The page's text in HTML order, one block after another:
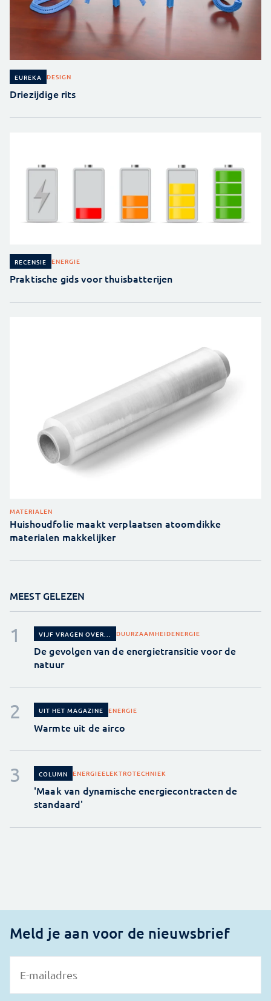
EUREKA DESIGN
Driezijdige rits
RECENSIE ENERGIE
Praktische gids voor thuisbatterijen
MATERIALEN
Huishoudfolie maakt verplaatsen atoomdikke
materialen makkelijker
MEEST GELEZEN
VIJF VRAGEN OVER... DUURZAAMHEIDENERGIE
De gevolgen van de energietransitie voor de
natuur
UIT HET MAGAZINE ENERGIE
Warmte uit de airco
COLUMN ENERGIEELEKTROTECHNIEK
'Maak van dynamische energiecontracten de
standaard'
Meld je aan voor de nieuwsbrief